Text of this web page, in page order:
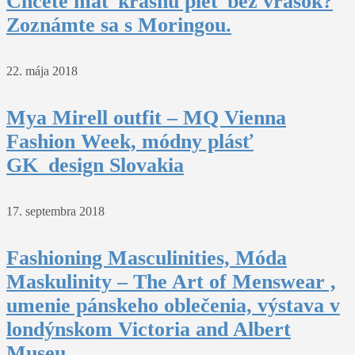
Zoznámte sa s Moringou.
22. mája 2018
Mya Mirell outfit – MQ Vienna
Fashion Week, módny plásť
GK_design Slovakia
17. septembra 2018
Fashioning Masculinities, Móda
Maskulinity – The Art of Menswear ,
umenie pánskeho oblečenia, výstava v
londýnskom Victoria and Albert